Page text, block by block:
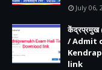
July 06,
केंद्रप्रमुख
/ Admit
link